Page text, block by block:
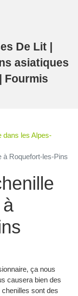
De Lit |
asiatiques
Fourmis
dans les Alpes-
à Roquefort-les-Pins
ça nous
causera bien des
sont des